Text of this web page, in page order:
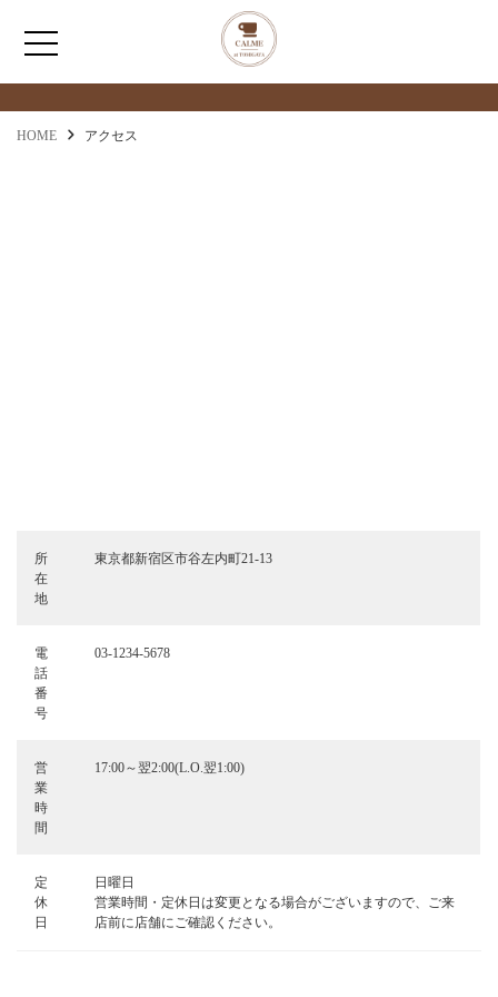
HOME
アクセス
ACCESS
HOME アクセス
所
在
地
東京都新宿区市谷左内町21-13
電
話
番
号
03-1234-5678
営
業
時
間
17:00～翌2:00(L.O.翌1:00)
定
休
日
日曜日
営業時間・定休日は変更となる場合がございますので、ご来
店前に店舗にご確認ください。